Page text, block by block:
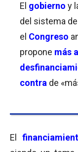
El gobierno y
del sistema de
el Congreso
propone más
contra de
El